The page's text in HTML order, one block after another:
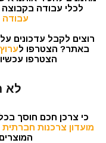
לכלי עבודה בקבוצה
עבודה
רוצים לקבל עדכונים
באתר? הצטרפו ל
הצטרפו
לא
כי צרכן חכם חוסך
מועדון צרכנות חברתית